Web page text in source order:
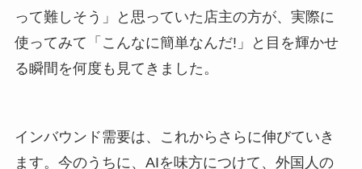
って難しそう」と思っていた店主の方が、実際に
使ってみて「こんなに簡単なんだ!」と目を輝かせ
る瞬間を何度も見てきました。
インバウンド需要は、これからさらに伸びていき
ます。今のうちに、AIを味方につけて、外国人の